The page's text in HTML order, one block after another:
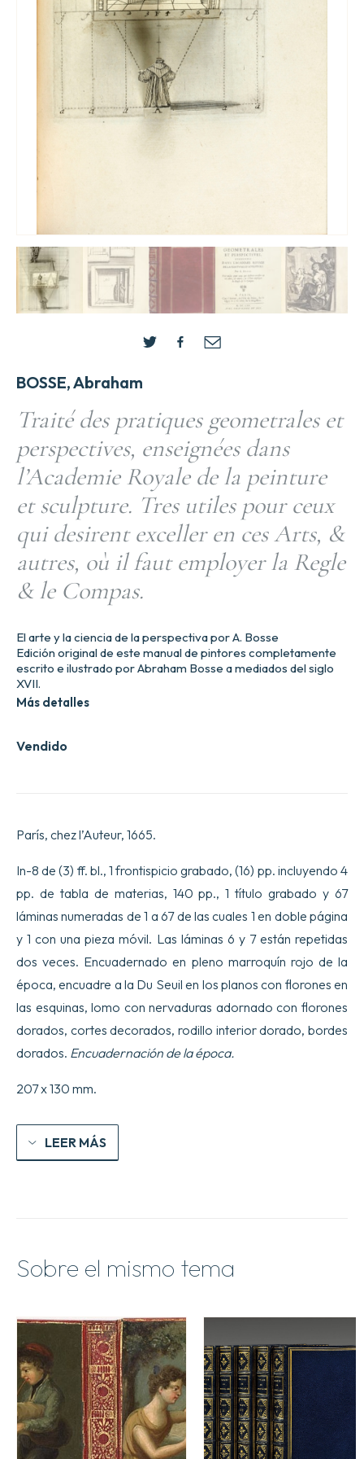
BOSSE, Abraham
Traité des pratiques geometrales et
perspectives, enseignées dans
l’Academie Royale de la peinture
et sculpture. Tres utiles pour ceux
qui desirent exceller en ces Arts, &
autres, où il faut employer la Regle
& le Compas.
Vendido
El arte y la ciencia de la perspectiva por A. Bosse
Edición original de este manual de pintores completamente
escrito e ilustrado por Abraham Bosse a mediados del siglo
XVII.
Más detalles
París, chez l’Auteur, 1665.
In-8 de (3) ff. bl., 1 frontispicio grabado, (16) pp. incluyendo 4
pp. de tabla de materias, 140 pp., 1 título grabado y 67
láminas numeradas de 1 a 67 de las cuales 1 en doble página
y 1 con una pieza móvil. Las láminas 6 y 7 están repetidas
dos veces. Encuadernado en pleno marroquín rojo de la
época, encuadre a la Du Seuil en los planos con florones en
las esquinas, lomo con nervaduras adornado con florones
dorados, cortes decorados, rodillo interior dorado, bordes
dorados. Encuadernación de la época.
207 x 130 mm.
LEER MÁS
Sobre el mismo tema